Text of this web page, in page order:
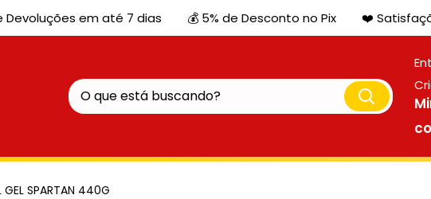
Devoluções em até 7 dias 💰 5% de Desconto no Pix ❤️
GEL SPARTAN 440G